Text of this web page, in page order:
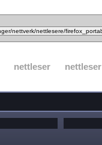
nettleser nettleser